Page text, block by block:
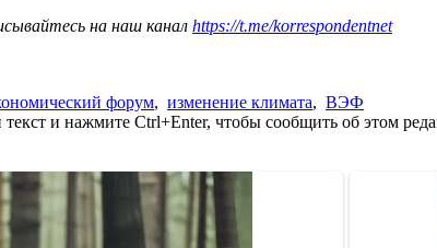
на наш канал https://t.me/korrespondentnet
форум, изменение климата, ВЭФ
и нажмите Ctrl+Enter, чтобы сообщить об этом